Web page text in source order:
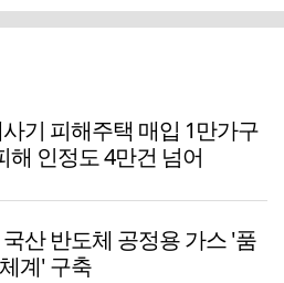
기 피해주택 매입 1만가구
인정도 4만건 넘어
산 반도체 공정용 가스 '품
계' 구축